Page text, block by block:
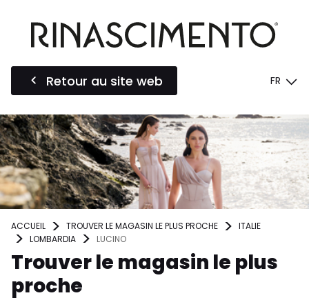
Retour au site web FR
ACCUEIL TROUVER LE MAGASIN LE PLUS PROCHE
ITALIE
LOMBARDIA
LUCINO
Trouver le magasin le plus
proche